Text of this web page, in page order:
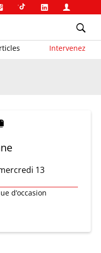
Intervenez
13
d’occasion